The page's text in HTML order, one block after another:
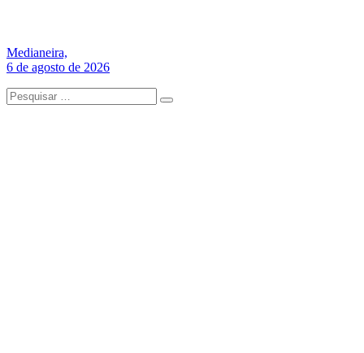
Medianeira,
6 de agosto de 2026